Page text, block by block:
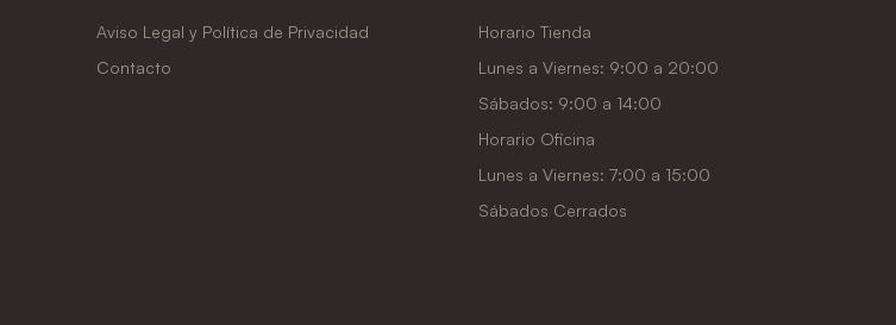
Aviso Legal y Política de Privacidad
Contacto
Horario Tienda
Lunes a Viernes: 9:00 a 20:00
Sábados: 9:00 a 14:00
Horario Oficina
Lunes a Viernes: 7:00 a 15:00
Sábados Cerrados